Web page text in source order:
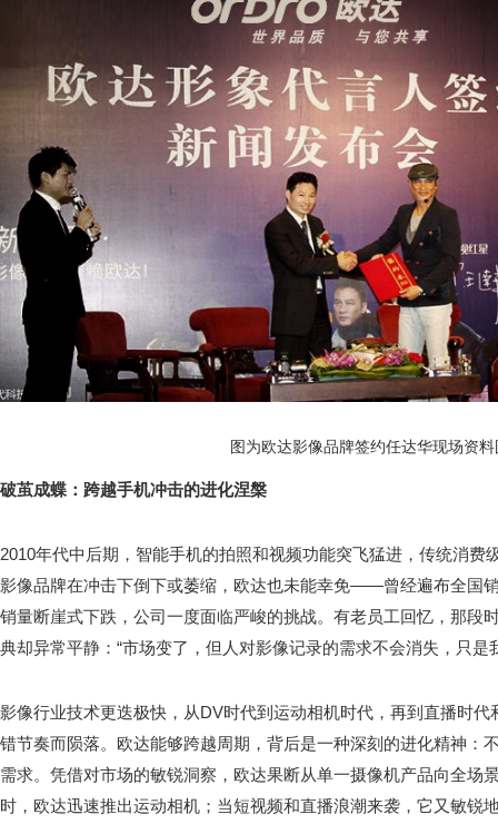
图为欧达影像品牌签约任达华现场资
破茧成蝶：跨越手机冲击的进化涅槃
2010年代中后期，智能手机的拍照和视频功能突飞猛进，传统消费
影像品牌在冲击下倒下或萎缩，欧达也未能幸免——曾经遍布全国
销量断崖式下跌，公司一度面临严峻的挑战。有老员工回忆，那段
典却异常平静：“市场变了，但人对影像记录的需求不会消失，只是
影像行业技术更迭极快，从DV时代到运动相机时代，再到直播时
错节奏而陨落。欧达能够跨越周期，背后是一种深刻的进化精神：
需求。凭借对市场的敏锐洞察，欧达果断从单一摄像机产品向全场
时，欧达迅速推出运动相机；当短视频和直播浪潮来袭，它又敏锐